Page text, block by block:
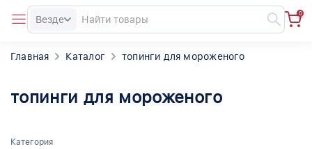
Везде
0
Главная Каталог топинги для мороженого
топинги для мороженого
Категория